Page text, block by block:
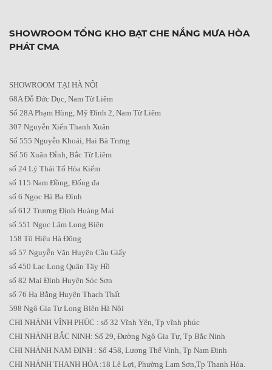
SHOWROOM TỔNG KHO BẠT CHE NẮNG MƯA HÒA
PHÁT CMA
SHOWROOM TẠI HÀ NỘI
68A Đỗ Đức Dục, Nam Từ Liêm
Số 28A Phạm Hùng, Mỹ Đình 2, Nam Từ Liêm
307 Nguyễn Xiển Thanh Xuân
Số 555 Nguyễn Khoái, Hai Bà Trưng
Số 56 Xuân Đỉnh, Bắc Từ Liêm
số 24 Lý Thái Tổ Hòa Kiếm
số 115 Nam Đồng, Đống đa
số 6 Ngọc Hà Ba Đình
số 612 Trương Định Hoàng Mai
số 551 Ngọc Lâm Long Biên
158 Tô Hiệu Hà Đông
số 57 Nguyễn Văn Huyên Cầu Giấy
số 450 Lạc Long Quân Tây Hồ
số 82 Mai Đình Huyện Sóc Sơn
số 76 Hạ Bằng Huyện Thạch Thất
598 Ngô Gia Tự Long Biên Hà Nội
CHI NHÁNH VĨNH PHÚC : số 32 Vĩnh Yên, Tp vĩnh phúc
CHI NHÁNH BẮC NINH: Số 29, Đường Ngô Gia Tự, Tp Bắc Ninh
CHI NHÁNH NAM ĐỊNH : Số 458, Lương Thế Vinh, Tp Nam Định
CHI NHÁNH THANH HÓA :18 Lê Lợi, Phường Lam Sơn,Tp Thanh Hóa.